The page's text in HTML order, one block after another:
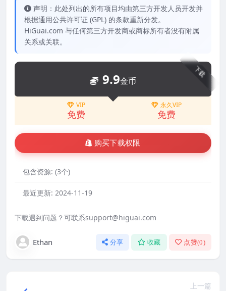
声明：此处列出的所有项目均由第三方开发人员开发并
根据通用公共许可证 (GPL) 的条款重新分发。
HiGuai.com 与任何第三方开发商或商标所有者没有附属
关系或关联。
下载
9.9金币
VIP
免费
永久VIP
免费
购买下载权限
包含资源: (3个)
最近更新: 2024-11-19
下载遇到问题？可联系support@higuai.com
Ethan 分享 收藏 点赞(0)
上一篇